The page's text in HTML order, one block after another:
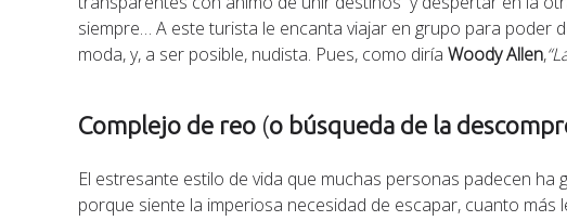
siempre… A este turista le encanta viajar en grupo para poder
moda, y, a ser posible, nudista. Pues, como diríaWoody Allen,
Complejo de reo (o búsqueda de la
El estresante estilo de vida que muchas personas padecen ha
porque siente la imperiosa necesidad de escapar, cuanto